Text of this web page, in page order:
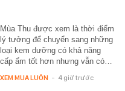
Mùa Thu được xem là thời điểm
lý tưởng để chuyển sang những
loại kem dưỡng có khả năng
cấp ẩm tốt hơn nhưng vẫn có…
XEM MUA LUÔN - 4 giờ trước